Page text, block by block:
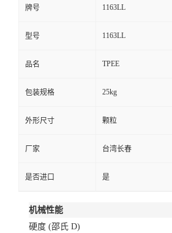
牌号 1163LL
型号 1163LL
品名 TPEE
包装规格 25kg
外形尺寸 颗粒
厂家 台湾长春
是否进口 是
机械性能
硬度 (邵氏 D)